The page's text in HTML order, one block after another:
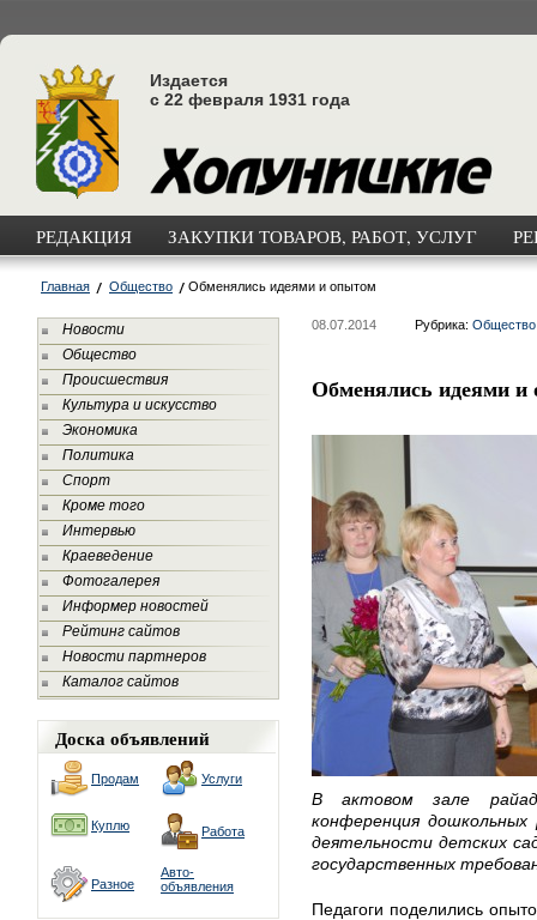
Издается
с 22 февраля 1931 года
РЕДАКЦИЯ ЗАКУПКИ ТОВАРОВ, РАБОТ, УСЛУГ
Главная Общество Обменялись идеями и опытом
Новости
Общество
Происшествия
Культура и искусство
Экономика
Политика
Спорт
Кроме того
Интервью
Краеведение
Фотогалерея
Информер новостей
Рейтинг сайтов
Новости партнеров
Каталог сайтов
Доска объявлений
Продам Услуги
Куплю Работа
Разное
Авто-
объявления
08.07.2014 Рубрика: Общество
Обменялись идеями
В актовом зале
конференция дошкольных
деятельности детских
государственных
Педагоги поделились